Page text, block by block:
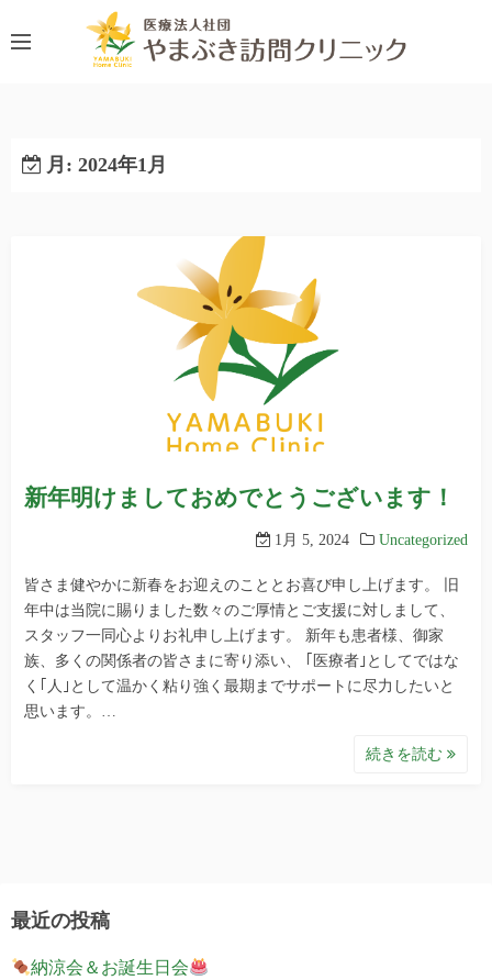
ン
月: 2024年1月
新年明けましておめでとうございます！
1月 5, 2024 Uncategorized
皆さま健やかに新春をお迎えのこととお喜び申し上げます。 旧
年中は当院に賜りました数々のご厚情とご支援に対しまして、
スタッフ一同心よりお礼申し上げます。 新年も患者様、御家
族、多くの関係者の皆さまに寄り添い、 ｢医療者｣としてではな
く｢人｣として温かく粘り強く最期までサポートに尽力したいと
思います。…
続きを読む
最近の投稿
納涼会＆お誕生日会